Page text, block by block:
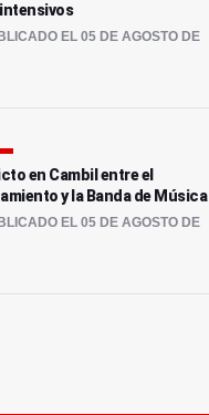
EL 05 DE AGOSTO DE
en Cambil entre el
y la Banda de Música
EL 05 DE AGOSTO DE